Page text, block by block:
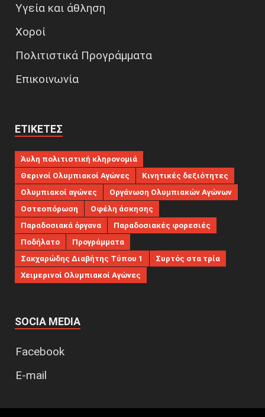
Υγεία και άθληση
Χοροί
Πολιτιστικά Προγράμματα
Επικοινωνία
ΕΤΙΚΈΤΕΣ
Άυλη πολιτιστική κληρονομιά
Θερινοί Ολυμπιακοί Αγώνες
Κινητικές δεξιότητες
Ολυμπιακοί αγώνες
Οργάνωση Ολυμπιακών Αγώνων
Οστεοπόρωση
Οφέλη άσκησης
Παραδοσιακά όργανα
Παραδοσιακές φορεσιές
Ποδήλατο
Προγράμματα
Σακχαρώδης Διαβήτης Τύπου 1
Συρτός στα τρία
Χειμερινοί Ολυμπιακοί Αγώνες
SOCIA MEDIA
Facebook
E-mail